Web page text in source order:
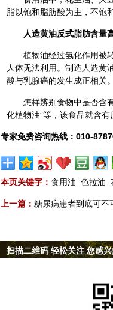
脂以饱和脂肪酸为主，不饱
人造黄油反式脂肪含量
植物油经过氢化作用被
人体无法利用。制造人造黄
酸与乳腺癌的发生成正相关。
怎样辨别食物中是否含
化植物油”等，该食品就含有
专家免费咨询热线：010-
本页关键字： 食用油 色拉油
上一篇： 糖尿病患者到底可不
扫描二维码 轻松关注 您感